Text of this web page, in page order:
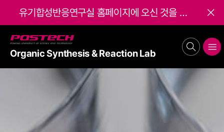
유기합성반응연구실 홈페이지에 오신 것을 환영합니다. Welcome to the Chi Research Group!
Organic Synthesis & Reaction Lab